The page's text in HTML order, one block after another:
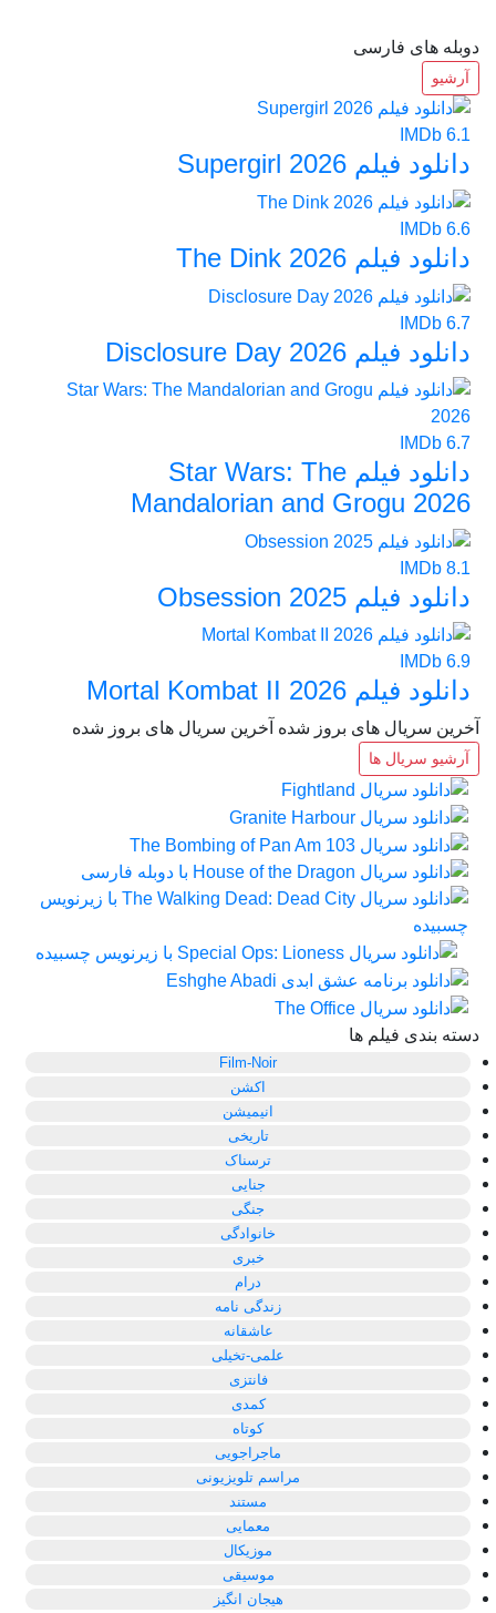
دوبله های فارسی
آرشیو
IMDb 6.1
دانلود فیلم Supergirl 2026
IMDb 6.6
دانلود فیلم The Dink 2026
IMDb 6.7
دانلود فیلم Disclosure Day 2026
IMDb 6.7
دانلود فیلم Star Wars: The
Mandalorian and Grogu 2026
IMDb 8.1
دانلود فیلم Obsession 2025
IMDb 6.9
دانلود فیلم Mortal Kombat II 2026
آخرین سریال های بروز شده آخرین سریال های بروز شده
آرشیو سریال ها
دسته بندی فیلم ها
Film-Noir
اکشن
انیمیشن
تاریخی
ترسناک
جنایی
جنگی
خانوادگی
خبری
درام
زندگی نامه
عاشقانه
علمی-تخیلی
فانتزی
کمدی
کوتاه
ماجراجویی
مراسم تلویزیونی
مستند
معمایی
موزیکال
موسیقی
هیجان انگیز